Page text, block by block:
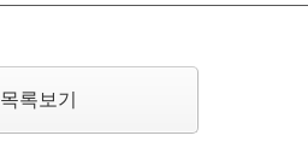
목록보기